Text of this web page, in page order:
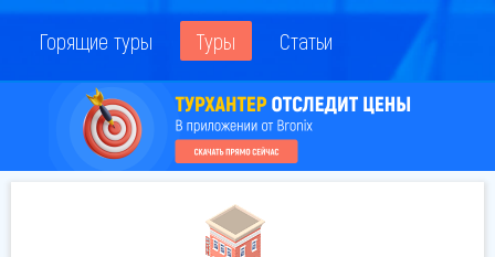
Горящие туры Туры Статьи